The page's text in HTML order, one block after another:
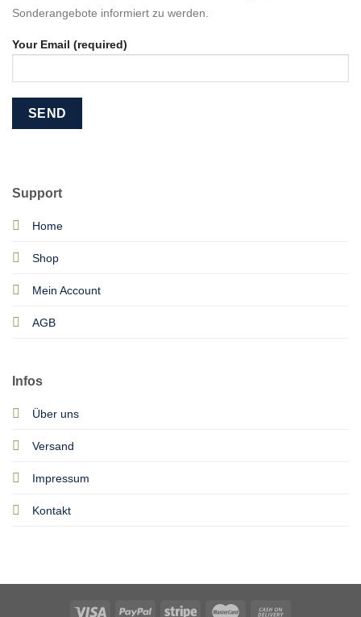
Support
Home
Shop
Mein Account
AGB
Infos
Über uns
Versand
Impressum
Kontakt
Sonderangebote informiert zu werden.
Your Email (required)